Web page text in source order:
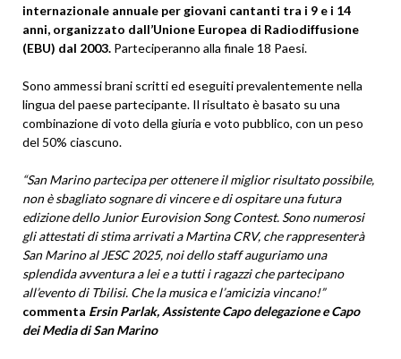
internazionale annuale per giovani cantanti tra i 9 e i 14
anni, organizzato dall’Unione Europea di Radiodiffusione
(EBU) dal 2003. Parteciperanno alla finale 18 Paesi.
Sono ammessi brani scritti ed eseguiti prevalentemente nella
lingua del paese partecipante. Il risultato è basato su una
combinazione di voto della giuria e voto pubblico, con un peso
del 50% ciascuno.
“San Marino partecipa per ottenere il miglior risultato possibile,
non è sbagliato sognare di vincere e di ospitare una futura
edizione dello Junior Eurovision Song Contest. Sono numerosi
gli attestati di stima arrivati a Martina CRV, che rappresenterà
San Marino al JESC 2025, noi dello staff auguriamo una
splendida avventura a lei e a tutti i ragazzi che partecipano
all’evento di Tbilisi. Che la musica e l’amicizia vincano!”
commenta Ersin Parlak, Assistente Capo delegazione e Capo
dei Media di San Marino